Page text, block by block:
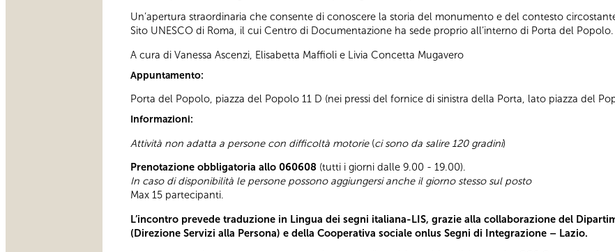
Un’apertura straordinaria che consente di conoscere la storia del monumento e del contesto
Sito UNESCO di Roma, il cui Centro di Documentazione ha sede proprio all’interno di Porta del Popolo.
A cura di Vanessa Ascenzi, Elisabetta Maffioli e Livia Concetta Mugavero
Appuntamento:
Porta del Popolo, piazza del Popolo 11 D (nei pressi del fornice di sinistra della Porta, lato piazza del
Informazioni:
Attività non adatta a persone con difficoltà motorie(ci sono da salire 120 gradini)
Prenotazione obbligatoria allo 060608 (tutti i giorni dalle 9.00 - 19.00).
In caso di disponibilità le persone possono aggiungersi anche il giorno stesso sul posto
Max 15 partecipanti.
L’incontro prevede traduzione in Lingua dei segni italiana-LIS, grazie alla collaborazione del
(Direzione Servizi alla Persona) e della Cooperativa sociale onlus Segni di Integrazione – Lazio.